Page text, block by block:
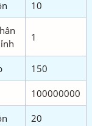
10
1
150
100000000
20